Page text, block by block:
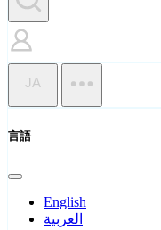
JA
言語
English
العربية